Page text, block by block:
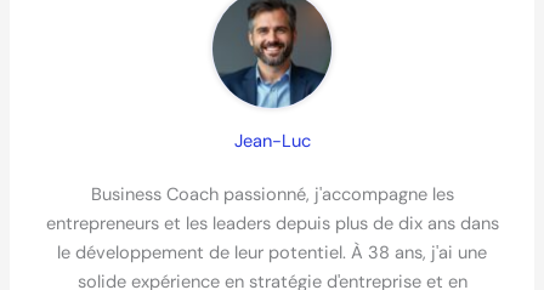
Jean-Luc
Business Coach passionné, j'accompagne les
entrepreneurs et les leaders depuis plus de dix ans dans
le développement de leur potentiel. À 38 ans, j'ai une
solide expérience en stratégie d'entreprise et en